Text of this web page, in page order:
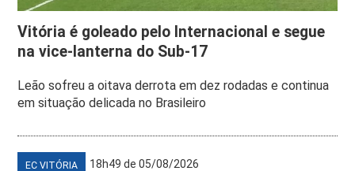
Vitória é goleado pelo Internacional e segue
na vice-lanterna do Sub-17
Leão sofreu a oitava derrota em dez rodadas e continua
em situação delicada no Brasileiro
EC VITÓRIA 18h49 de 05/08/2026